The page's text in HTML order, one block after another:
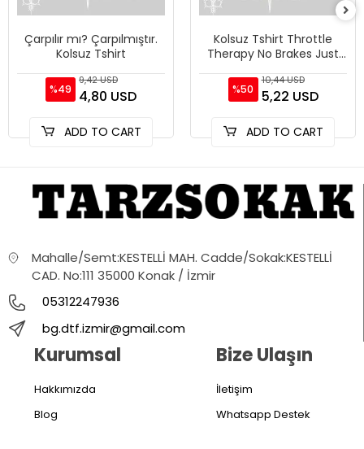
Çarpılır mı? Çarpılmıştır.
Kolsuz Tshirt
%49
9,42 USD
4,80 USD
ADD TO CART
Kolsuz Tshirt Throttle
Therapy No Brakes Just
%50
10,44 USD
5,22 USD
ADD TO CART
Mahalle/Semt:KESTELLİ MAH. Cadde/Sokak:KESTELLİ
CAD. No:111 35000 Konak / İzmir
05312247936
bg.dtf.izmir@gmail.com
Kurumsal
Hakkımızda
Blog
Bize Ulaşın
İletişim
Whatsapp Destek